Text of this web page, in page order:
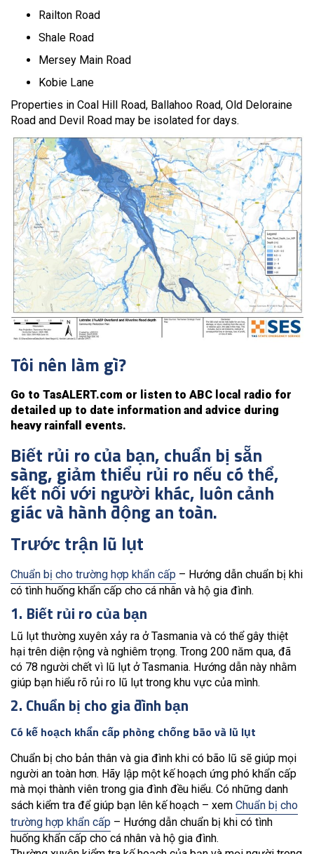
Railton Road
Shale Road
Mersey Main Road
Kobie Lane
Properties in Coal Hill Road, Ballahoo Road, Old Deloraine
Road and Devil Road may be isolated for days.
Tôi nên làm gì?
Go to TasALERT.com or listen to ABC local radio for
detailed up to date information and advice during
heavy rainfall events.
Biết rủi ro của bạn, chuẩn bị sẵn
sàng, giảm thiểu rủi ro nếu có thể,
kết nối với người khác, luôn cảnh
giác và hành động an toàn.
Trước trận lũ lụt
Chuẩn bị cho trường hợp khẩn cấp – Hướng dẫn chuẩn bị khi
có tình huống khẩn cấp cho cá nhân và hộ gia đình.
1. Biết rủi ro của bạn
Lũ lụt thường xuyên xảy ra ở Tasmania và có thể gây thiệt
hại trên diện rộng và nghiêm trọng. Trong 200 năm qua, đã
có 78 người chết vì lũ lụt ở Tasmania. Hướng dẫn này nhằm
giúp bạn hiểu rõ rủi ro lũ lụt trong khu vực của mình.
2. Chuẩn bị cho gia đình bạn
Có kế hoạch khẩn cấp phòng chống bão và lũ lụt
Chuẩn bị cho bản thân và gia đình khi có bão lũ sẽ giúp mọi
người an toàn hơn. Hãy lập một kế hoạch ứng phó khẩn cấp
mà mọi thành viên trong gia đình đều hiểu. Có những danh
sách kiểm tra để giúp bạn lên kế hoạch – xem Chuẩn bị cho
trường hợp khẩn cấp – Hướng dẫn chuẩn bị khi có tình
huống khẩn cấp cho cá nhân và hộ gia đình.